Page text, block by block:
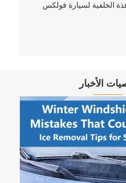
الخلفية لسيارة فولكس
الأخبار